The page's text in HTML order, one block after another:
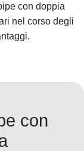
con doppia
nel corso degli
con